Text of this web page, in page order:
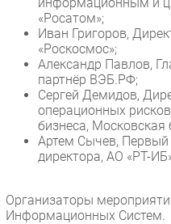
«Росатом»;
Иван Григоров,
«Роскосмос»;
Александр Павлов,
партнёр ВЭБ.РФ;
Сергей Демидов,
операционных
бизнеса, Московская
Артем Сычев, Первый
директора, АО «РТ-
Организаторы
Информационных Систем.